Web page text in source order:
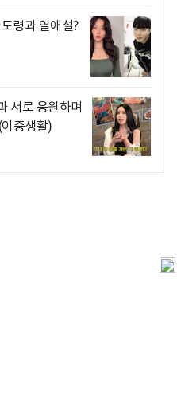
령과 열애설?
서로 응원하며
중생활)